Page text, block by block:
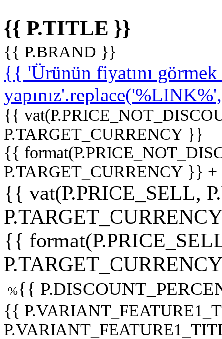
{{ P.TITLE }}
{{ P.BRAND }}
{{ 'Ürünün fiyatını
{{
P.TARGET_CURRENCY }}
{{
P.TARGET_CURRENCY }}
{{ vat(P.PRICE_SELL,
{{
%{{
{{